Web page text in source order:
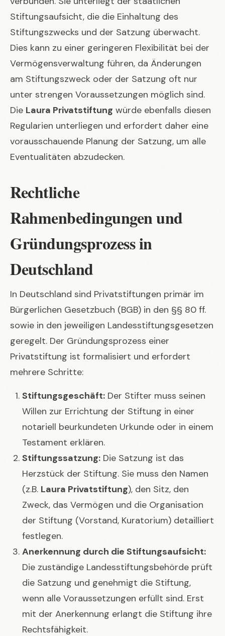
Stiftungsaufsicht, die die Einhaltung des
Stiftungszwecks und der Satzung überwacht.
Dies kann zu einer geringeren Flexibilität bei der
Vermögensverwaltung führen, da Änderungen
am Stiftungszweck oder der Satzung oft nur
unter strengen Voraussetzungen möglich sind.
Die Laura Privatstiftung würde ebenfalls diesen
Regularien unterliegen und erfordert daher eine
vorausschauende Planung der Satzung, um alle
Eventualitäten abzudecken.
Rechtliche
Rahmenbedingungen und
Gründungsprozess in
Deutschland
In Deutschland sind Privatstiftungen primär im
Bürgerlichen Gesetzbuch (BGB) in den §§ 80 ff.
sowie in den jeweiligen Landesstiftungsgesetzen
geregelt. Der Gründungsprozess einer
Privatstiftung ist formalisiert und erfordert
mehrere Schritte:
Stiftungsgeschäft: Der Stifter muss seinen
Willen zur Errichtung der Stiftung in einer
notariell beurkundeten Urkunde oder in einem
Testament erklären.
Stiftungssatzung: Die Satzung ist das
Herzstück der Stiftung. Sie muss den Namen
(z.B. Laura Privatstiftung), den Sitz, den
Zweck, das Vermögen und die Organisation
der Stiftung (Vorstand, Kuratorium) detailliert
festlegen.
Anerkennung durch die Stiftungsaufsicht:
Die zuständige Landesstiftungsbehörde prüft
die Satzung und genehmigt die Stiftung,
wenn alle Voraussetzungen erfüllt sind. Erst
mit der Anerkennung erlangt die Stiftung ihre
Rechtsfähigkeit.